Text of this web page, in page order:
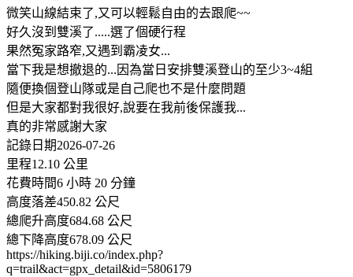
微笑山線結束了,又可以輕鬆自由的去跟爬~~
好久沒到雙溪了.....選了個硬行程
果然冤家路窄,又遇到霸凌女...
當下我是想撤退的...因為當日安排雙溪登山的至少3~4組
隨便換個登山隊或是自己爬也不是什麼問題
但是大家都對我很好,說要在我前後保護我...
真的非常感謝大家
記錄日期2026-07-26
里程12.10 公里
花費時間6 小時 20 分鐘
高度落差450.82 公尺
總爬升高度684.68 公尺
總下降高度678.09 公尺
https://hiking.biji.co/index.php?
q=trail&act=gpx_detail&id=5806179